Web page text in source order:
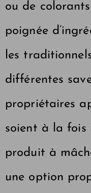
ou de
poignée
les
différentes
propriétaires
soient à la fois
produit à
une option